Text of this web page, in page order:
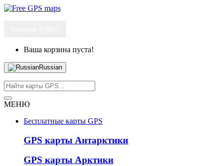
Ваша корзина пуста!
Russian
МЕНЮ
Бесплатные карты GPS
GPS карты Антарктики
GPS карты Арктики